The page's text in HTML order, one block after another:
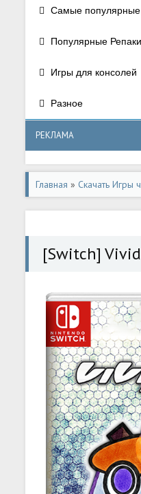
Самые популярные
Популярные
Игры для консолей
Разное
РЕКЛАМА
Главная » Скачать Игры
консолей»Игры для
[Switch]